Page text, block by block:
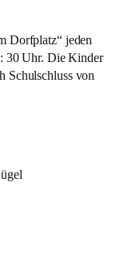
Dorfplatz“ jeden
30 Uhr. Die Kinder
Schulschluss von